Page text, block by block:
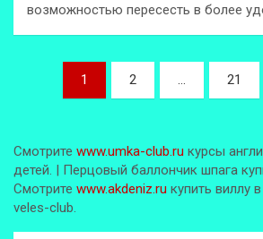
возможностью пересесть в более
Пагинация
записей
1 2 … 21
Смотрите www.umka-club.ru курсы
детей. | Перцовый баллончик шпага
Смотрите www.akdeniz.ru купить виллу
veles-club.